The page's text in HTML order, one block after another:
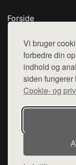
Vi bruger
forbedre din
indhold og
siden
Cookie- og
Forside
Top Rabatter
Kontakt
Denne side er en
hjemmesider med
diverse webshops.
henviser til de
varerne på lager.